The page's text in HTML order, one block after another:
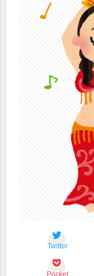
Twitter
Pocket